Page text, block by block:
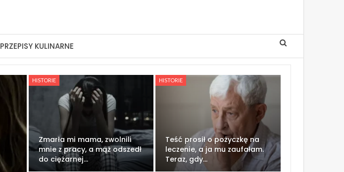
PRZEPISY KULINARNE
HISTORIE
Zmarła mi mama, zwolnili
mnie z pracy, a mąż odszedł
do ciężarnej…
HISTORIE
Teść prosił o pożyczkę na
leczenie, a ja mu zaufałam.
Teraz, gdy…